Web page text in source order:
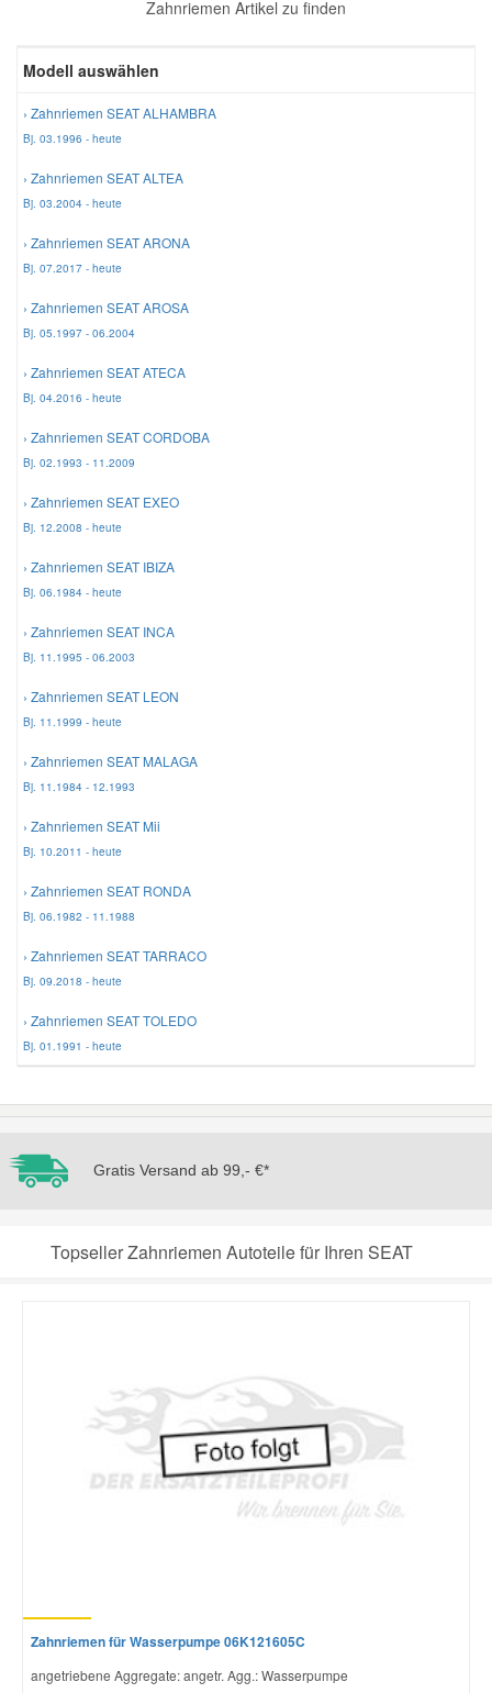
Zahnriemen Artikel zu finden
Modell auswählen
› Zahnriemen SEAT ALHAMBRA
Bj. 03.1996 - heute
› Zahnriemen SEAT ALTEA
Bj. 03.2004 - heute
› Zahnriemen SEAT ARONA
Bj. 07.2017 - heute
› Zahnriemen SEAT AROSA
Bj. 05.1997 - 06.2004
› Zahnriemen SEAT ATECA
Bj. 04.2016 - heute
› Zahnriemen SEAT CORDOBA
Bj. 02.1993 - 11.2009
› Zahnriemen SEAT EXEO
Bj. 12.2008 - heute
› Zahnriemen SEAT IBIZA
Bj. 06.1984 - heute
› Zahnriemen SEAT INCA
Bj. 11.1995 - 06.2003
› Zahnriemen SEAT LEON
Bj. 11.1999 - heute
› Zahnriemen SEAT MALAGA
Bj. 11.1984 - 12.1993
› Zahnriemen SEAT Mii
Bj. 10.2011 - heute
› Zahnriemen SEAT RONDA
Bj. 06.1982 - 11.1988
› Zahnriemen SEAT TARRACO
Bj. 09.2018 - heute
› Zahnriemen SEAT TOLEDO
Bj. 01.1991 - heute
Gratis Versand ab 99,- €*
Topseller Zahnriemen Autoteile für Ihren SEAT
Zahnriemen für Wasserpumpe 06K121605C
angetriebene Aggregate: angetr. Agg.: Wasserpumpe
Zündanlage und Glühanlage
Mercedes Ersatzteile
Mini Ersatzteile
Mitsubishi Ersatzteile
Nissan Ersatzteile
Porsche Ersatzteile
Seat Ersatzteile
Skoda Ersatzteile
Smart Ersatzteile
Suzuki Ersatzteile
Toyota Ersatzteile